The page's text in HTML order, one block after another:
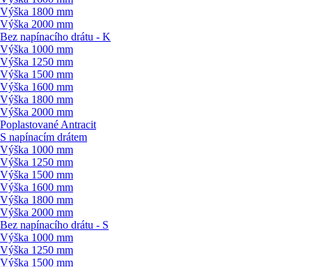
Výška 1800 mm
Výška 2000 mm
Bez napínacího drátu - K
Výška 1000 mm
Výška 1250 mm
Výška 1500 mm
Výška 1600 mm
Výška 1800 mm
Výška 2000 mm
Poplastované Antracit
S napínacím drátem
Výška 1000 mm
Výška 1250 mm
Výška 1500 mm
Výška 1600 mm
Výška 1800 mm
Výška 2000 mm
Bez napínacího drátu - S
Výška 1000 mm
Výška 1250 mm
Výška 1500 mm